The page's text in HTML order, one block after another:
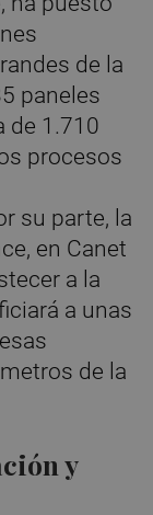
de la
paneles
de 1.710
procesos
su parte, la
en Canet
a la
a unas
de la
y